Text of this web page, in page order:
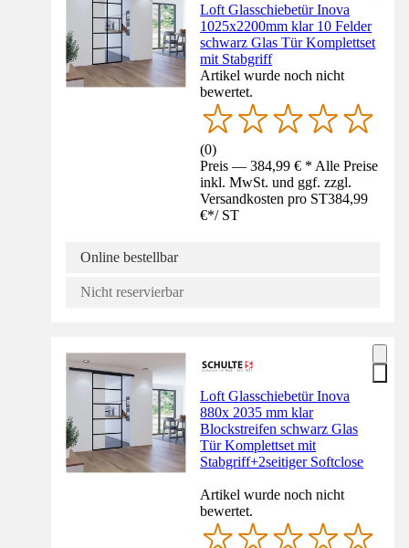
Loft Glasschiebetür Inova
1025x2200mm klar 10 Felder
schwarz Glas Tür Komplettset
mit Stabgriff
Artikel wurde noch nicht
bewertet.
(0)
Preis — 384,99 € * Alle Preise
inkl. MwSt. und ggf. zzgl.
Versandkosten pro ST384,99
€*/ ST
Online bestellbar
Nicht reservierbar
Loft Glasschiebetür Inova
880x 2035 mm klar
Blockstreifen schwarz Glas
Tür Komplettset mit
Stabgriff+2seitiger Softclose
Artikel wurde noch nicht
bewertet.